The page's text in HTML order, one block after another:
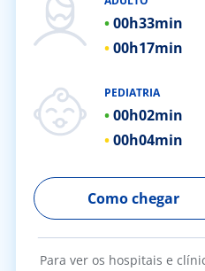
Hospital Lusíadas Amadora
Hospital Lusíadas Albufeira
Hospital Lusíadas Paços de
Ferreira
00h33min
00h17min
PEDIATRIA
00h02min
00h04min
Como chegar
Para ver os hospitais e